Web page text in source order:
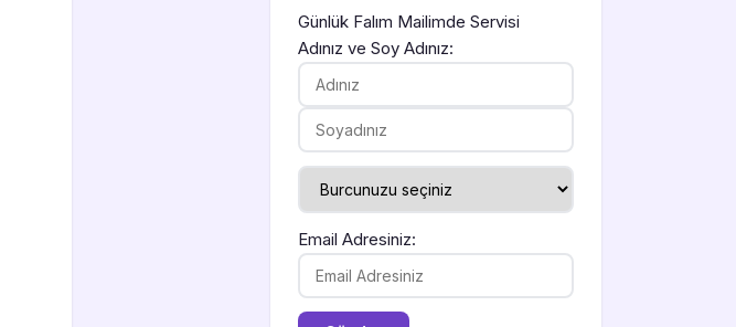
Günlük Falım Mailimde Servisi
Adınız ve Soy Adınız:
Email Adresiniz: